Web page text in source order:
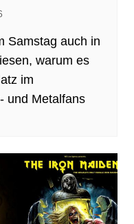
Samstag auch in
warum es
im
und Metalfans